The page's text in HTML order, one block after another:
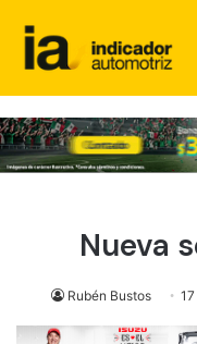
Nueva
Rubén Bustos